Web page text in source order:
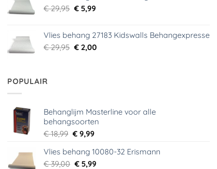
€29,95 Oorspronkelijke
€ 29,95.
€5,99Huidige
€ 5,99.
Vlies behang 27183 Kidswalls Behangexpresse
€29,95 Oorspronkelijke
€2,00Huidige
POPULAIR
Behanglijm Masterline voor alle
behangsoorten
€18,99 Oorspronkelijke
was:
€ 18,99.
€9,99Huidige
is:
€ 9,99.
Vlies behang 10080-32 Erismann
€39,00 Oorspronkelijke
€5,99Huidige